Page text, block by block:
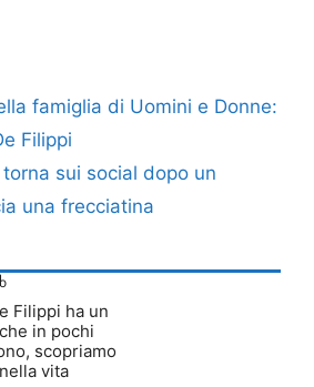
famiglia di Uomini e Donne:
Filippi
sui social dopo un
una frecciatina
Filippi ha un
in pochi
scopriamo
vita